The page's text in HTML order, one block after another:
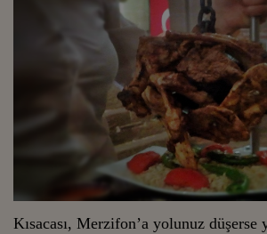
Kısacası, Merzifon’a yolunuz düşerse